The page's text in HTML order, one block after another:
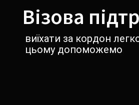
содержимомуВізова
виїхати за кордон
цьому допоможемо